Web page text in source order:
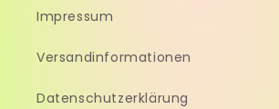
Impressum
Versandinformationen
Datenschutzerklärung